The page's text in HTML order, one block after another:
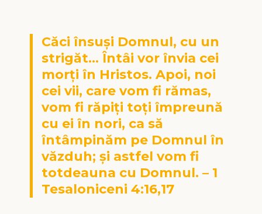
Căci însuşi Domnul, cu un
strigăt… Întâi vor învia cei
morţi în Hristos. Apoi, noi
cei vii, care vom fi rămas,
vom fi răpiţi toţi împreună
cu ei în nori, ca să
întâmpinăm pe Domnul în
văzduh; şi astfel vom fi
totdeauna cu Domnul. – 1
Tesaloniceni 4:16,17